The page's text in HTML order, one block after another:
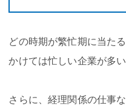
どの時期が繁忙期に当た
かけては忙しい企業が多い
さらに、経理関係の仕事